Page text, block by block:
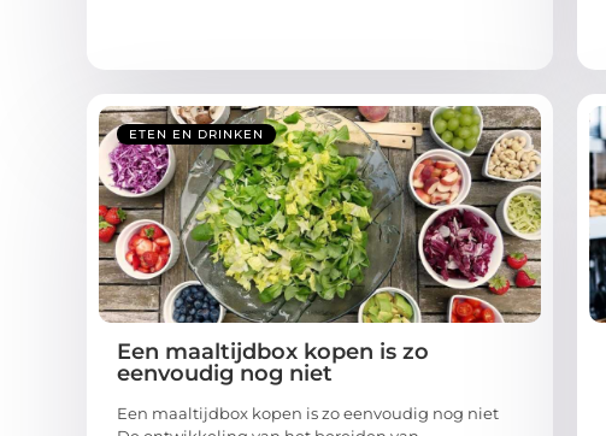
ETEN EN DRINKEN
Een maaltijdbox kopen is zo
eenvoudig nog niet
Een maaltijdbox kopen is zo eenvoudig nog niet